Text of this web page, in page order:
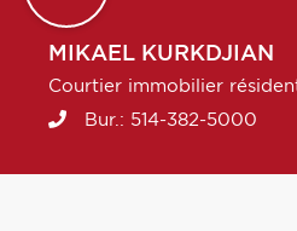
MIKAEL KURKDJIAN
Courtier immobilier
Bur.: 514-382-5000